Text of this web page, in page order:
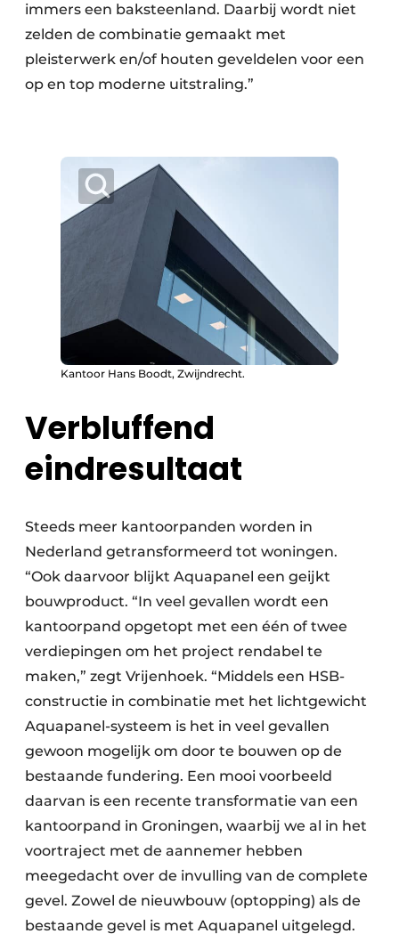
immers een baksteenland. Daarbij wordt niet
zelden de combinatie gemaakt met
pleisterwerk en/of houten geveldelen voor een
op en top moderne uitstraling.”
Kantoor Hans Boodt, Zwijndrecht.
Verbluffend
eindresultaat
Steeds meer kantoorpanden worden in
Nederland getransformeerd tot woningen.
“Ook daarvoor blijkt Aquapanel een geijkt
bouwproduct. “In veel gevallen wordt een
kantoorpand opgetopt met een één of twee
verdiepingen om het project rendabel te
maken,” zegt Vrijenhoek. “Middels een HSB-
constructie in combinatie met het lichtgewicht
Aquapanel-systeem is het in veel gevallen
gewoon mogelijk om door te bouwen op de
bestaande fundering. Een mooi voorbeeld
daarvan is een recente transformatie van een
kantoorpand in Groningen, waarbij we al in het
voortraject met de aannemer hebben
meegedacht over de invulling van de complete
gevel. Zowel de nieuwbouw (optopping) als de
bestaande gevel is met Aquapanel uitgelegd.